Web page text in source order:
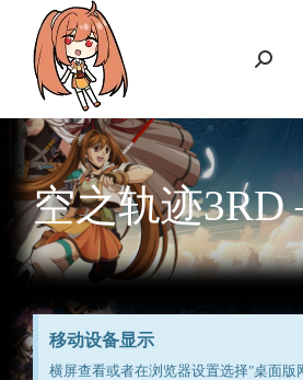
空之轨迹3RD
移动设备显示
横屏查看或者在浏览器设置选择"桌面版